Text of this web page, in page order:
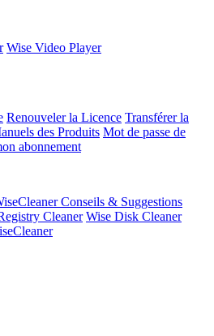
Wise Video Player
Renouveler la Licence Transférer la
des Produits Mot de passe de
abonnement
Conseils & Suggestions
Cleaner Wise Disk Cleaner